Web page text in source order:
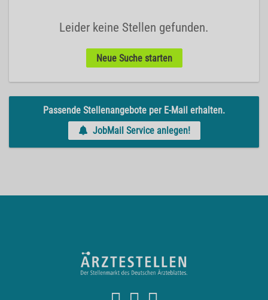
Leider keine Stellen gefunden.
Neue Suche starten
Passende Stellenangebote per E-Mail erhalten.
JobMail Service anlegen!